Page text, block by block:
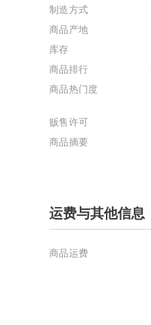
制造方式
商品产地
库存
商品排行
商品热门度
贩售许可
商品摘要
运费与其他信息
商品运费